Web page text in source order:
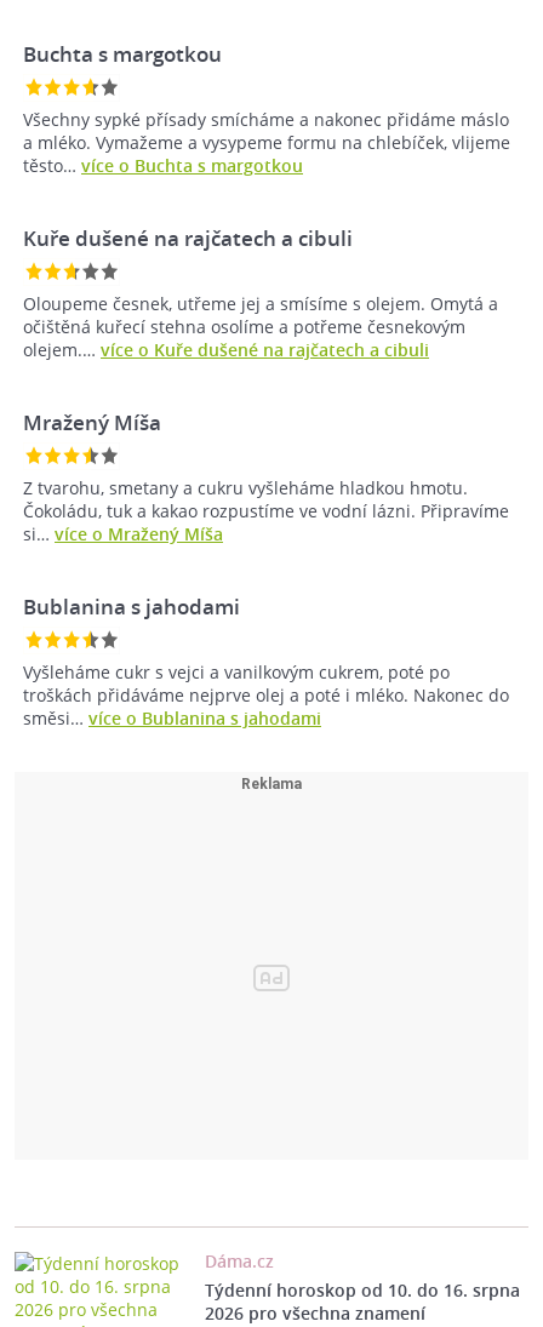
Buchta s margotkou
Všechny sypké přísady smícháme a nakonec přidáme máslo
a mléko. Vymažeme a vysypeme formu na chlebíček, vlijeme
těsto… více o Buchta s margotkou
Kuře dušené na rajčatech a cibuli
Oloupeme česnek, utřeme jej a smísíme s olejem. Omytá a
očištěná kuřecí stehna osolíme a potřeme česnekovým
olejem.… více o Kuře dušené na rajčatech a cibuli
Mražený Míša
Z tvarohu, smetany a cukru vyšleháme hladkou hmotu.
Čokoládu, tuk a kakao rozpustíme ve vodní lázni. Připravíme
si… více o Mražený Míša
Bublanina s jahodami
Vyšleháme cukr s vejci a vanilkovým cukrem, poté po
troškách přidáváme nejprve olej a poté i mléko. Nakonec do
směsi… více o Bublanina s jahodami
Dáma.cz
Týdenní horoskop od 10. do 16. srpna
2026 pro všechna znamení